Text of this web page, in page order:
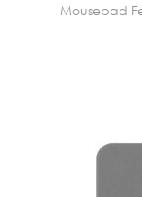
Mousepad